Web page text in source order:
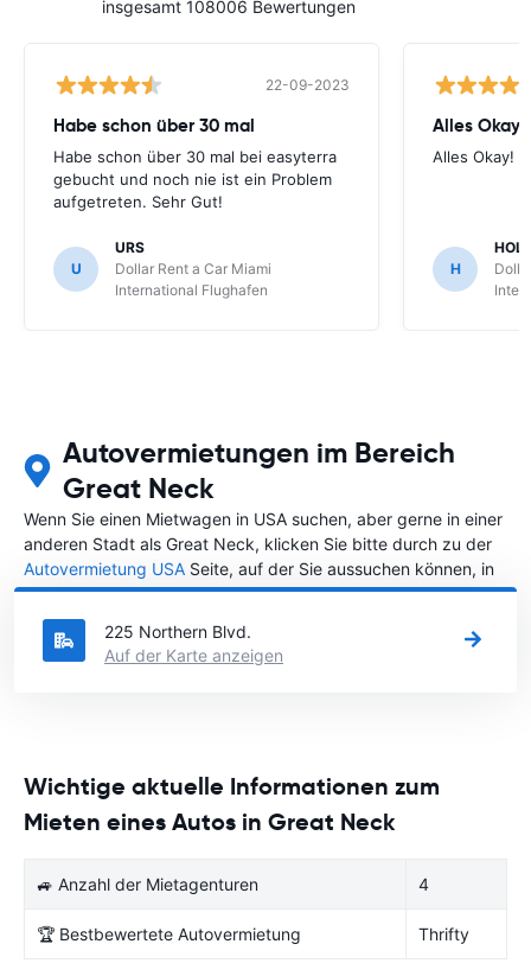
insgesamt 108006 Bewertungen
22-09-2023
Habe schon über 30 mal
Habe schon über 30 mal bei easyterra
gebucht und noch nie ist ein Problem
aufgetreten. Sehr Gut!
U
URS
Dollar Rent a Car Miami
International Flughafen
Alles Okay!
Alles Okay!
H
Autovermietungen im Bereich
Great Neck
Wenn Sie einen Mietwagen in USA suchen, aber gerne in einer
anderen Stadt als Great Neck, klicken Sie bitte durch zu der
Autovermietung USA Seite, auf der Sie aussuchen können, in
welcher Stadt in USA Sie Ihr Fahrzeug mieten wollen.
225 Northern Blvd.
Auf der Karte anzeigen
Wichtige aktuelle Informationen zum
Mieten eines Autos in Great Neck
🚙 Anzahl der Mietagenturen 4
🏆 Bestbewertete Autovermietung Thrifty